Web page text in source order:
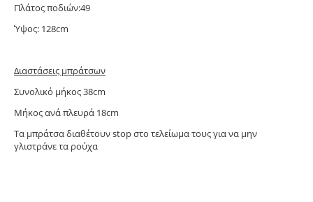
Πλάτος ποδιών:49
Ύψος: 128cm
Διαστάσεις μπράτσων
Συνολικό μήκος 38cm
Μήκος ανά πλευρά 18cm
Τα μπράτσα διαθέτουν stop στο τελείωμα τους για να μην
γλιστράνε τα ρούχα